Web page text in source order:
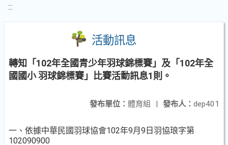
:::
活動訊息
轉知「102年全國青少年羽球錦標賽」及「102年全
國國小 羽球錦標賽」比賽活動訊息1則。
發布人： dep401
發布單位： 體育組 |
一、依據中華民國羽球協會102年9月9日羽協琅字第
102090900